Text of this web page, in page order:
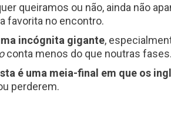
queiramos ou não, ainda não
favorita no encontro.
incógnita gigante,
conta menos do que noutras fases.
é uma meia-final em que os
perderem.